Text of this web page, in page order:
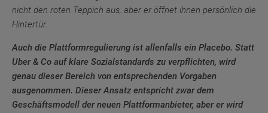
nicht den roten Teppich aus, aber er öffnet ihnen persönlich die
Hintertür.
Auch die Plattformregulierung ist allenfalls ein Placebo. Statt
Uber & Co auf klare Sozialstandards zu verpflichten, wird
genau dieser Bereich von entsprechenden Vorgaben
ausgenommen. Dieser Ansatz entspricht zwar dem
Geschäftsmodell der neuen Plattformanbieter, aber er wird